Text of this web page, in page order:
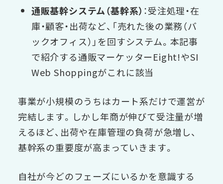
通販基幹システム（基幹系） ：受注処理・在
庫・顧客・出荷など、「売れた後の業務（バ
ックオフィス）」を回すシステム。本記事
で紹介する通販マーケッターEight!やSI
Web Shoppingがこれに該当
事業が小規模のうちはカート系だけで運営が
完結します。しかし年商が伸びて受注量が増
えるほど、出荷や在庫管理の負荷が急増し、
基幹系の重要度が高まっていきます。
自社が今どのフェーズにいるかを意識する